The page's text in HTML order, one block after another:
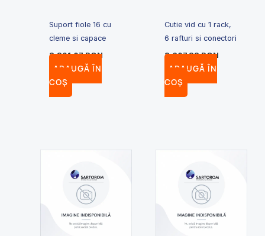
Suport fiole 16 cu
cleme si capace
3,301.07RON
ADAUGĂ ÎN
COȘ
Cutie vid cu 1 rack,
6 rafturi si conectori
3,607.22RON
ADAUGĂ ÎN
COȘ